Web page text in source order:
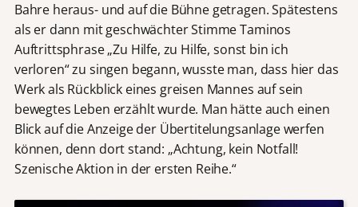
Bahre heraus- und auf die Bühne getragen. Spätestens
als er dann mit geschwächter Stimme Taminos
Auftrittsphrase „Zu Hilfe, zu Hilfe, sonst bin ich
verloren“ zu singen begann, wusste man, dass hier das
Werk als Rückblick eines greisen Mannes auf sein
bewegtes Leben erzählt wurde. Man hätte auch einen
Blick auf die Anzeige der Übertitelungsanlage werfen
können, denn dort stand: „Achtung, kein Notfall!
Szenische Aktion in der ersten Reihe.“